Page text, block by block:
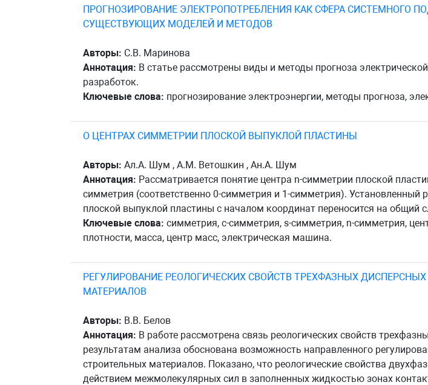
ПРОГНОЗИРОВАНИЕ ЭЛЕКТРОПОТРЕБЛЕНИЯ КАК СФЕРА СИСТЕМНОГО
СУЩЕСТВУЮЩИХ МОДЕЛЕЙ И МЕТОДОВ
Авторы: С.В. Маринова
Аннотация: В статье рассмотрены виды и методы прогноза
разработок.
Ключевые слова: прогнозирование электроэнергии, методы прогноза,
О ЦЕНТРАХ СИММЕТРИИ ПЛОСКОЙ ВЫПУКЛОЙ ПЛАСТИНЫ
Авторы: Ал.А. Шум , А.М. Ветошкин , Ан.А. Шум
Аннотация: Рассматривается понятие центра n-симметрии плоской
симметрия (соответственно 0-симметрия и 1-симметрия). Установленный
плоской выпуклой пластины с началом координат переносится на общий
Ключевые слова: симметрия, c-симметрия, s-симметрия, n-симметрия,
плотности, масса, центр масс, электрическая машина.
РЕГУЛИРОВАНИЕ РЕОЛОГИЧЕСКИХ СВОЙСТВ ТРЕХФАЗНЫХ
МАТЕРИАЛОВ
Авторы: В.В. Белов
Аннотация: В работе рассмотрена связь реологических свойств
результатам анализа обоснована возможность направленного
строительных материалов. Показано, что реологические свойства
действием межмолекулярных сил в заполненных жидкостью зонах